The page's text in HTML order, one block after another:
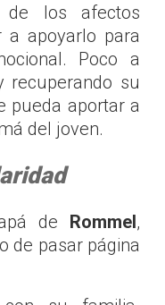
de los afectos
a apoyarlo para
Poco a
recuperando su
pueda aportar a
del joven.
de Rommel,
de pasar página